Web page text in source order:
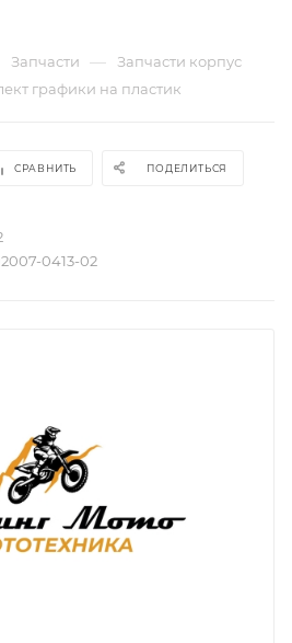
Запчасти — Запчасти корпус
графики на пластик
СРАВНИТЬ ПОДЕЛИТЬСЯ
0413-02